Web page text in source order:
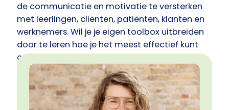
de communicatie en motivatie te versterken
met leerlingen, cliënten, patiënten, klanten en
werknemers. Wil je je eigen toolbox uitbreiden
door te leren hoe je het meest effectief kunt
communiceren, wat er nodig is om in
verbinding te blijven en hoe je je eigen stress
kunt managen. Hoe fijn is het dat je je
communicatie af kunt stemmen op de ander.